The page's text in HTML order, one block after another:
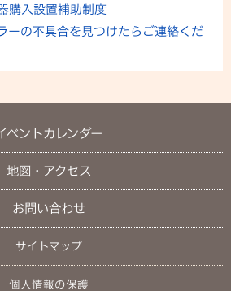
購入設置補助制度
ーの不具合を見つけたらご連絡くだ
ベントカレンダー
地図・アクセス
お問い合わせ
サイトマップ
個人情報の保護